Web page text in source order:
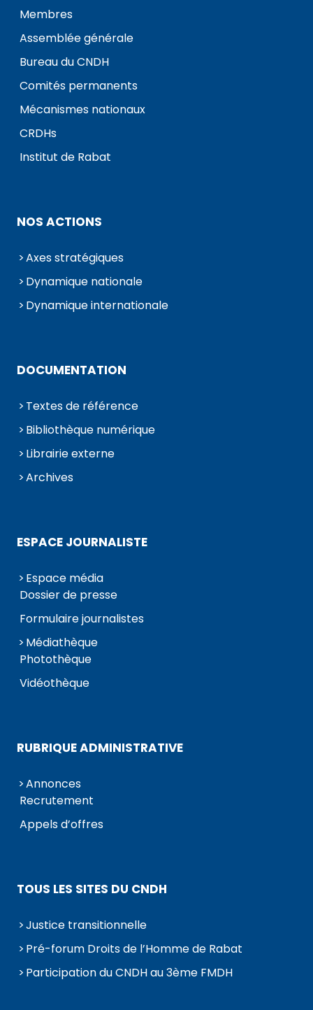
Membres
Assemblée générale
Bureau du CNDH
Comités permanents
Mécanismes nationaux
CRDHs
Institut de Rabat
NOS ACTIONS
Axes stratégiques
Dynamique nationale
Dynamique internationale
DOCUMENTATION
Textes de référence
Bibliothèque numérique
Librairie externe
Archives
ESPACE JOURNALISTE
Espace média
Dossier de presse
Formulaire journalistes
Médiathèque
Photothèque
Vidéothèque
RUBRIQUE ADMINISTRATIVE
Annonces
Recrutement
Appels d’offres
TOUS LES SITES DU CNDH
Justice transitionnelle
Pré-forum Droits de l’Homme de Rabat
Participation du CNDH au 3ème FMDH